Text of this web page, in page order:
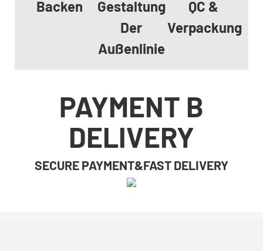
Backen
Gestaltung
Der
Außenlinie
QC &
Verpackung
PAYMENT B
DELIVERY
SECURE PAYMENT&FAST DELIVERY